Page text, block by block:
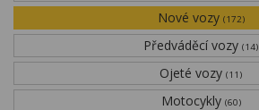
Obytné vozy
Financování
Nové vozy (172)
Předváděcí vozy (14)
Ojeté vozy (11)
Motocykly (60)